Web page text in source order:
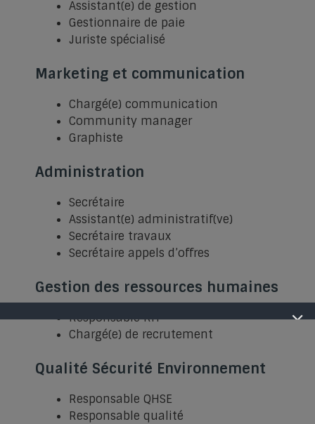
Assistant(e) de gestion
Gestionnaire de paie
Juriste spécialisé
Marketing et communication
Chargé(e) communication
Community manager
Graphiste
Administration
Secrétaire
Assistant(e) administratif(ve)
Secrétaire travaux
Secrétaire appels d’offres
Gestion des ressources humaines
Responsable RH
Chargé(e) de recrutement
Qualité Sécurité Environnement
Responsable QHSE
Responsable qualité